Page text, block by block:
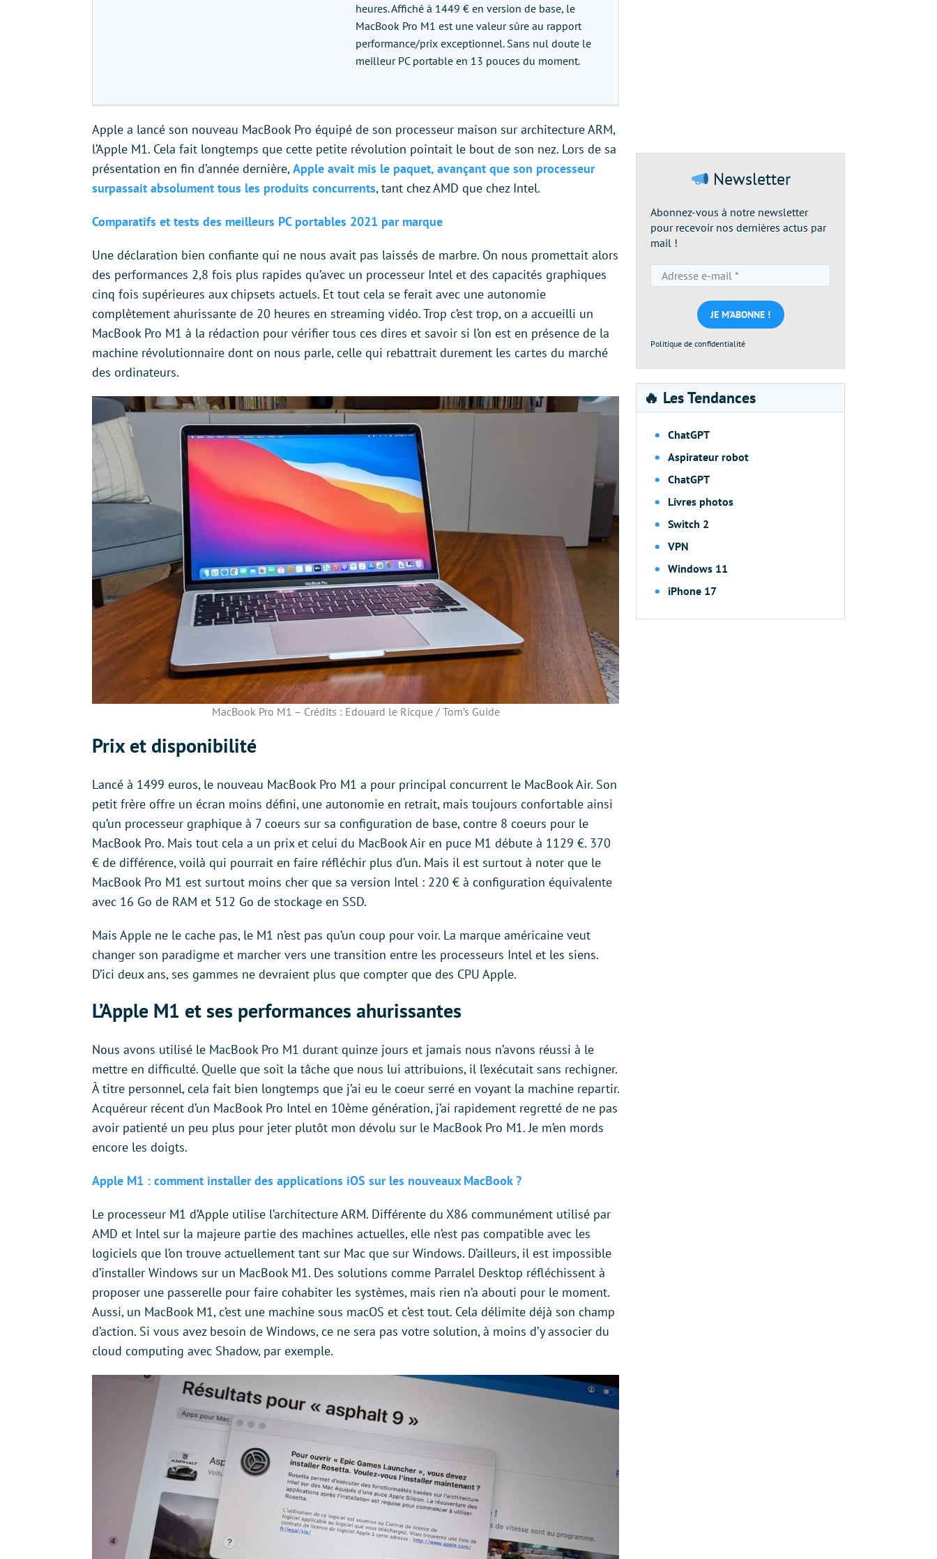
heures. Affiché à 1449 € en version de base, le
MacBook Pro M1 est une valeur sûre au rapport
performance/prix exceptionnel. Sans nul doute le
meilleur PC portable en 13 pouces du moment.
Apple a lancé son nouveau MacBook Pro équipé de son processeur maison sur architecture ARM,
l’Apple M1. Cela fait longtemps que cette petite révolution pointait le bout de son nez. Lors de sa
présentation en fin d’année dernière,Apple avait mis le paquet, avançant que son processeur
surpassait absolument tous les produits concurrents, tant chez AMD que chez Intel.
Comparatifs et tests des meilleurs PC portables 2021 par marque
Une déclaration bien confiante qui ne nous avait pas laissés de marbre. On nous promettait alors
des performances 2,8 fois plus rapides qu’avec un processeur Intel et des capacités graphiques
cinq fois supérieures aux chipsets actuels. Et tout cela se ferait avec une autonomie
complètement ahurissante de 20 heures en streaming vidéo. Trop c’est trop, on a accueilli un
MacBook Pro M1 à la rédaction pour vérifier tous ces dires et savoir si l’on est en présence de la
machine révolutionnaire dont on nous parle, celle qui rebattrait durement les cartes du marché
des ordinateurs.
MacBook Pro M1 – Crédits : Edouard le Ricque / Tom’s Guide
Prix et disponibilité
Lancé à 1499 euros, le nouveau MacBook Pro M1 a pour principal concurrent le MacBook Air. Son
petit frère offre un écran moins défini, une autonomie en retrait, mais toujours confortable ainsi
qu’un processeur graphique à 7 coeurs sur sa configuration de base, contre 8 coeurs pour le
MacBook Pro. Mais tout cela a un prix et celui du MacBook Air en puce M1 débute à 1129 €. 370
€ de différence, voilà qui pourrait en faire réfléchir plus d’un. Mais il est surtout à noter que le
MacBook Pro M1 est surtout moins cher que sa version Intel : 220 € à configuration équivalente
avec 16 Go de RAM et 512 Go de stockage en SSD.
Mais Apple ne le cache pas, le M1 n’est pas qu’un coup pour voir. La marque américaine veut
changer son paradigme et marcher vers une transition entre les processeurs Intel et les siens.
D’ici deux ans, ses gammes ne devraient plus que compter que des CPU Apple.
L’Apple M1 et ses performances ahurissantes
Nous avons utilisé le MacBook Pro M1 durant quinze jours et jamais nous n’avons réussi à le
mettre en difficulté. Quelle que soit la tâche que nous lui attribuions, il l’exécutait sans rechigner.
À titre personnel, cela fait bien longtemps que j’ai eu le coeur serré en voyant la machine repartir.
Acquéreur récent d’un MacBook Pro Intel en 10ème génération, j’ai rapidement regretté de ne pas
avoir patienté un peu plus pour jeter plutôt mon dévolu sur le MacBook Pro M1. Je m’en mords
encore les doigts.
Apple M1 : comment installer des applications iOS sur les nouveaux MacBook ?
Le processeur M1 d’Apple utilise l’architecture ARM. Différente du X86 communément utilisé par
AMD et Intel sur la majeure partie des machines actuelles, elle n’est pas compatible avec les
logiciels que l’on trouve actuellement tant sur Mac que sur Windows. D’ailleurs, il est impossible
d’installer Windows sur un MacBook M1. Des solutions comme Parralel Desktop réfléchissent à
proposer une passerelle pour faire cohabiter les systèmes, mais rien n’a abouti pour le moment.
Aussi, un MacBook M1, c’est une machine sous macOS et c’est tout. Cela délimite déjà son champ
d’action. Si vous avez besoin de Windows, ce ne sera pas votre solution, à moins d’y associer du
cloud computing avec Shadow, par exemple.
Newsletter
Abonnez-vous à notre newsletter
pour recevoir nos dernières actus par
mail !
e-
mail
*
Politique de confidentialité
🔥 Les Tendances
ChatGPT
Aspirateur robot
ChatGPT
Livres photos
Switch 2
VPN
Windows 11
iPhone 17